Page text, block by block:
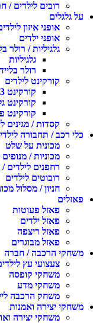
רובים לילדים / חרבות
גלגלים
אופני איזון לילדים
אופני ילדים
גלגיליות / רולר בליידס
גלגיליות
רולר בליידס
קורקינט לילדים
קורקינט 3 גלגלים
קורקינט גלגלים
קורקינט פעלולים
קסדות / מגינים לילדים
רכב / תחבורה לילדים
מכונית על שלט
מכוניות / מנופים לילדים
רחפנים לילדים /
רובוטים לילדים
חניון / מסלול מכוניות
פאזל פעוטות
פאזל ילדים
פאזל ריצפה
פאזל מבוגרים
הרכבה / חברה
צעצועי עץ לילדים
משחקי קופסה
משחקי מדע
משחק הרכבה לילדים
יצירה ואמנות
משחקי יצירה ואומנות